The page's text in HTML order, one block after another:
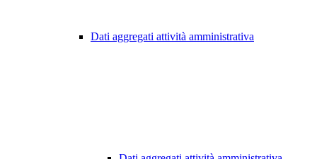
Dati aggregati attività amministrativa